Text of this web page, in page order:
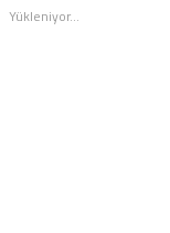
Yükleniyor...